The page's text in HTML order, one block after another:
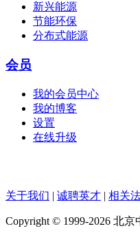
新兴能源
节能环保
分布式能源
会员
我的会员中心
我的博客
设置
在线升级
关于我们 | 诚聘英才 | 相关
Copyright © 1999-2026 北